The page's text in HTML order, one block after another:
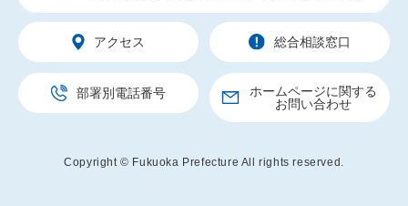
アクセス 総合相談窓口
部署別電話番号
ホームページに関する
お問い合わせ
Copyright © Fukuoka Prefecture All rights reserved.